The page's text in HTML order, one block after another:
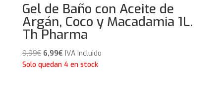
Gel de Baño con Aceite de
Argán, Coco y Macadamia 1L.
Th Pharma
9,99€ El
precio
6,99€El
precio
IVA Incluido
Solo quedan 4 en stock